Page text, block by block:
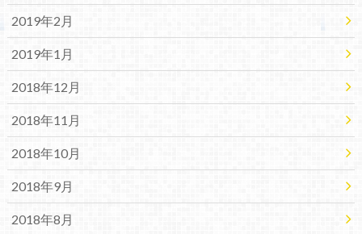
2019年2月
2019年1月
2018年12月
2018年11月
2018年10月
2018年9月
2018年8月